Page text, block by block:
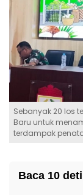
Sebanyak 20 los
Baru untuk
terdampak
Baca 10